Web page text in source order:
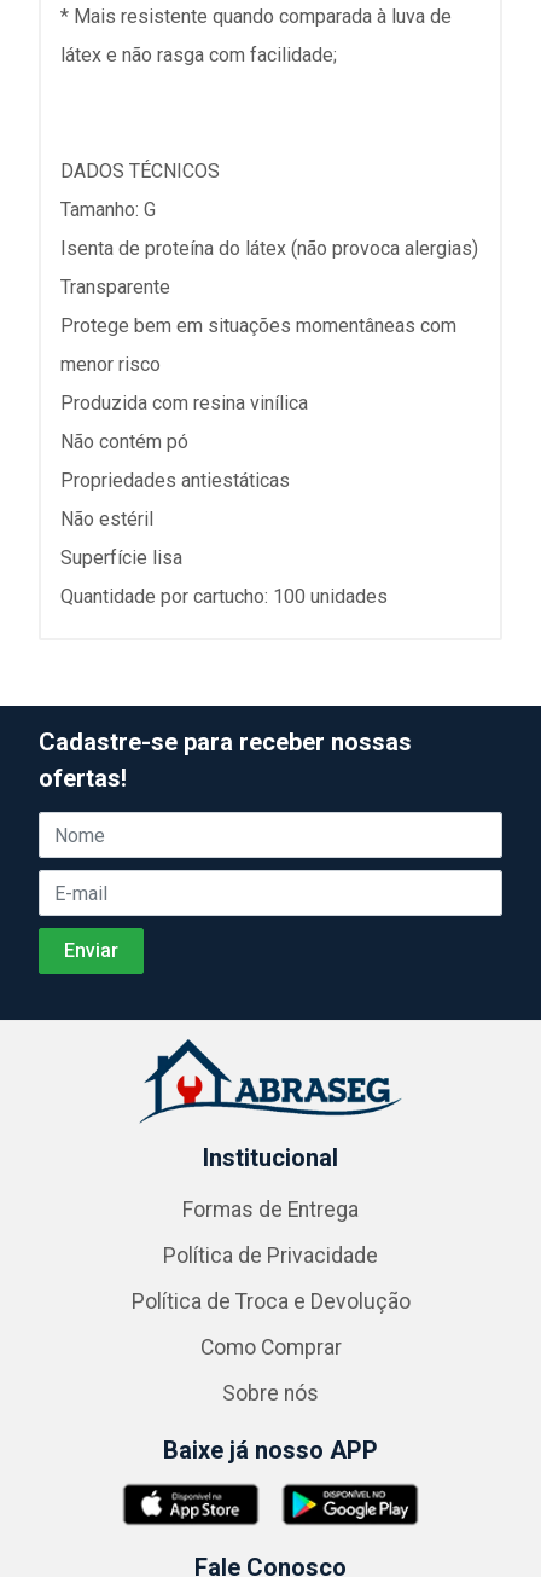
* Mais resistente quando comparada à luva de
látex e não rasga com facilidade;
DADOS TÉCNICOS
Tamanho: G
Isenta de proteína do látex (não provoca alergias)
Transparente
Protege bem em situações momentâneas com
menor risco
Produzida com resina vinílica
Não contém pó
Propriedades antiestáticas
Não estéril
Superfície lisa
Quantidade por cartucho: 100 unidades
Cadastre-se para receber nossas
ofertas!
Institucional
Formas de Entrega
Política de Privacidade
Política de Troca e Devolução
Como Comprar
Sobre nós
Baixe já nosso APP
Fale Conosco